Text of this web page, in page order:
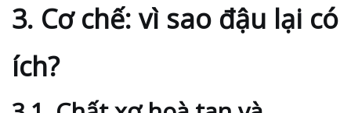
3. Cơ chế: vì sao đậu lại có
ích?